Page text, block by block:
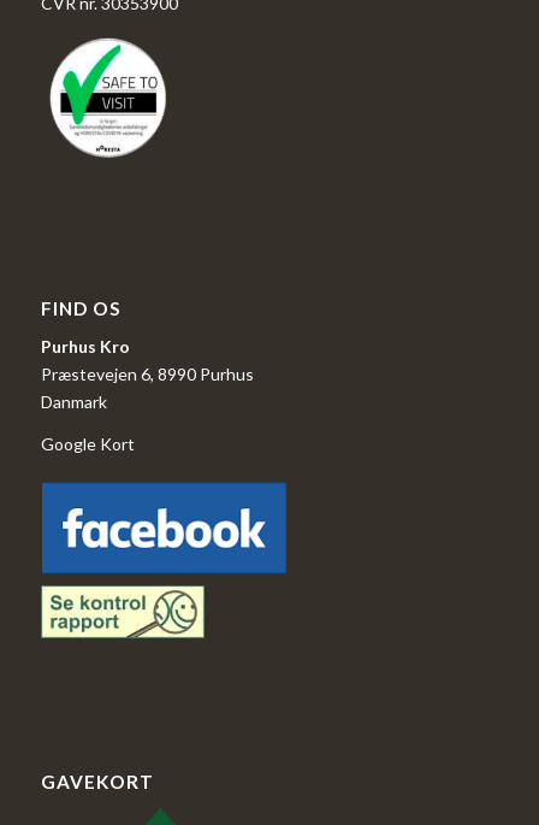
FIND OS
Purhus Kro
Præstevejen 6, 8990 Purhus
Danmark
Google Kort
GAVEKORT